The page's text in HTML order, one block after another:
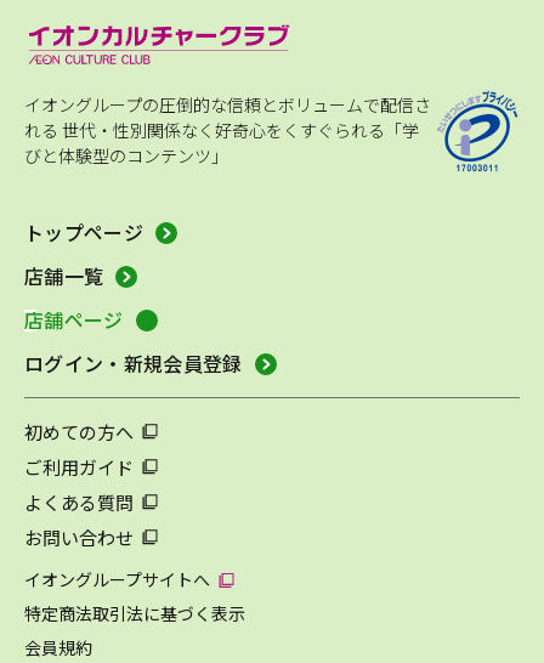
イオングループの圧倒的な信頼とボリュームで配信さ
れる 世代・性別関係なく好奇心をくすぐられる「学
びと体験型のコンテンツ」
トップページ
店舗一覧
店舗ページ
ログイン・新規会員登録
初めての方へ
ご利用ガイド
よくある質問
お問い合わせ
イオングループサイトへ
特定商法取引法に基づく表示
会員規約